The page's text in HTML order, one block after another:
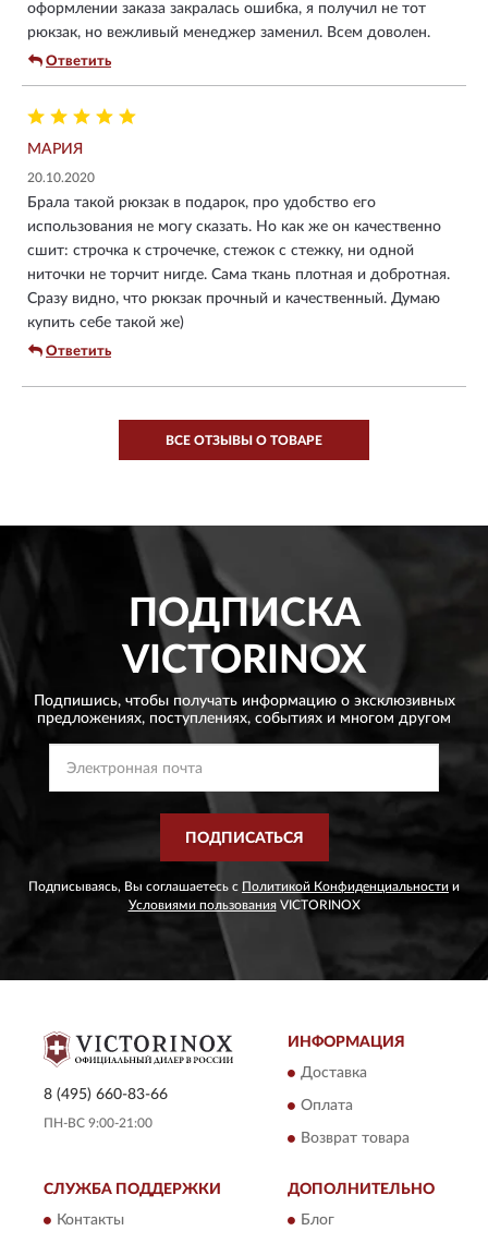
оформлении заказа закралась ошибка, я получил не тот
рюкзак, но вежливый менеджер заменил. Всем доволен.
Ответить
МАРИЯ
20.10.2020
Брала такой рюкзак в подарок, про удобство его
использования не могу сказать. Но как же он качественно
сшит: строчка к строчечке, стежок с стежку, ни одной
ниточки не торчит нигде. Сама ткань плотная и добротная.
Сразу видно, что рюкзак прочный и качественный. Думаю
купить себе такой же)
Ответить
ВСЕ ОТЗЫВЫ О ТОВАРЕ
ПОДПИСКА
VICTORINOX
Подпишись, чтобы получать информацию о эксклюзивных
предложениях, поступлениях, событиях и многом другом
ПОДПИСАТЬСЯ
Подписываясь, Вы соглашаетесь с Политикой Конфиденциальности и
Условиями пользованияVICTORINOX
8 (495) 660-83-66
ПН-ВС 9:00-21:00
ИНФОРМАЦИЯ
Доставка
Оплата
Возврат товара
СЛУЖБА ПОДДЕРЖКИ
Контакты
ДОПОЛНИТЕЛЬНО
Блог